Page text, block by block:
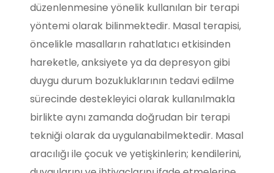
düzenlenmesine yönelik kullanılan bir terapi
yöntemi olarak bilinmektedir. Masal terapisi,
öncelikle masalların rahatlatıcı etkisinden
hareketle, anksiyete ya da depresyon gibi
duygu durum bozukluklarının tedavi edilme
sürecinde destekleyici olarak kullanılmakla
birlikte aynı zamanda doğrudan bir terapi
tekniği olarak da uygulanabilmektedir. Masal
aracılığı ile çocuk ve yetişkinlerin; kendilerini,